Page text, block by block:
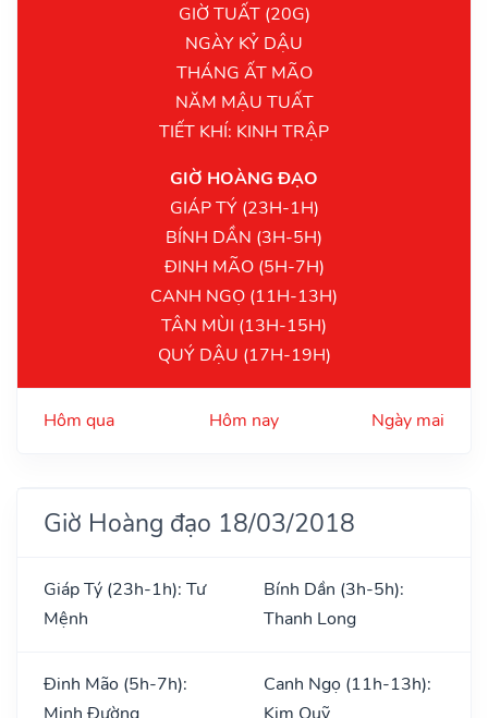
GIỜ TUẤT (20G)
NGÀY KỶ DẬU
THÁNG ẤT MÃO
NĂM MẬU TUẤT
TIẾT KHÍ: KINH TRẬP
GIỜ HOÀNG ĐẠO
GIÁP TÝ (23H-1H)
BÍNH DẦN (3H-5H)
ĐINH MÃO (5H-7H)
CANH NGỌ (11H-13H)
TÂN MÙI (13H-15H)
QUÝ DẬU (17H-19H)
Hôm qua Hôm nay Ngày mai
Giờ Hoàng đạo 18/03/2018
Giáp Tý (23h-1h): Tư
Mệnh
Bính Dần (3h-5h):
Thanh Long
Đinh Mão (5h-7h):
Canh Ngọ (11h-13h):